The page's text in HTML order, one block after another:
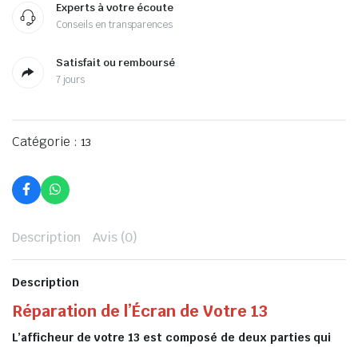
Experts à votre écoute
Conseils en transparences
Satisfait ou remboursé
7 jours
Catégorie : 13
Description Avis (0)
Description
Réparation de l’Écran de Votre 13
L’afficheur de votre 13 est composé de deux parties qui